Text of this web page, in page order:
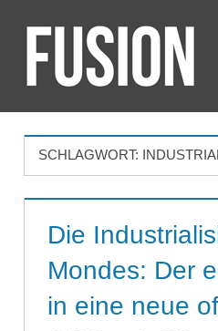
Inhalt
springenFUSION
SCHLAGWORT:
Die
Mondes: Der
in eine neue